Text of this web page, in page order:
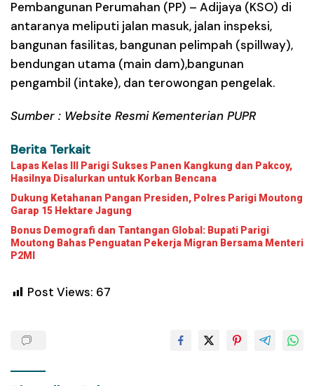
Pembangunan Perumahan (PP) – Adijaya (KSO) di
antaranya meliputi jalan masuk, jalan inspeksi,
bangunan fasilitas, bangunan pelimpah (spillway),
bendungan utama (main dam),bangunan
pengambil (intake), dan terowongan pengelak.
Sumber : Website Resmi Kementerian PUPR
Berita Terkait
Lapas Kelas III Parigi Sukses Panen Kangkung dan Pakcoy,
Hasilnya Disalurkan untuk Korban Bencana
Dukung Ketahanan Pangan Presiden, Polres Parigi Moutong
Garap 15 Hektare Jagung
Bonus Demografi dan Tantangan Global: Bupati Parigi
Moutong Bahas Penguatan Pekerja Migran Bersama Menteri
P2MI
Post Views: 67